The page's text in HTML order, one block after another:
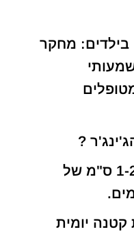
בילדים: מחקר
?
– לבחילות: תה הכולל 1-2 ס"מ של
יומית